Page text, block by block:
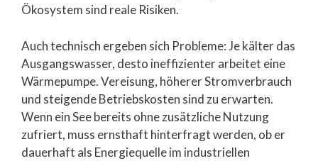
Ökosystem sind reale Risiken.
Auch technisch ergeben sich Probleme: Je kälter das
Ausgangswasser, desto ineffizienter arbeitet eine
Wärmepumpe. Vereisung, höherer Stromverbrauch
und steigende Betriebskosten sind zu erwarten.
Wenn ein See bereits ohne zusätzliche Nutzung
zufriert, muss ernsthaft hinterfragt werden, ob er
dauerhaft als Energiequelle im industriellen